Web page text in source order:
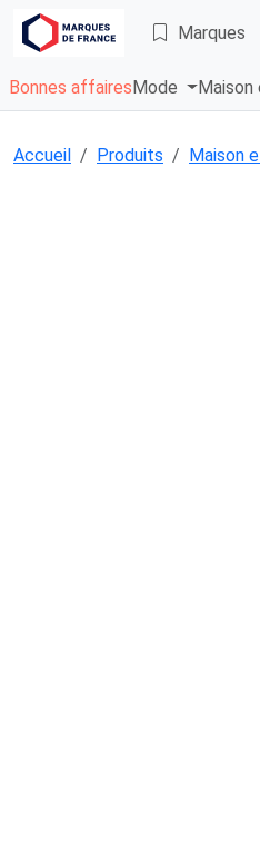
Marques
Bonnes affaires Mode Maison
Accueil Produits Maison